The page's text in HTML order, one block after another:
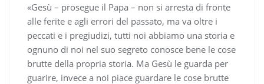
«Gesù – prosegue il Papa – non si arresta di fronte
alle ferite e agli errori del passato, ma va oltre i
peccati e i pregiudizi, tutti noi abbiamo una storia e
ognuno di noi nel suo segreto conosce bene le cose
brutte della propria storia. Ma Gesù le guarda per
guarire, invece a noi piace guardare le cose brutte